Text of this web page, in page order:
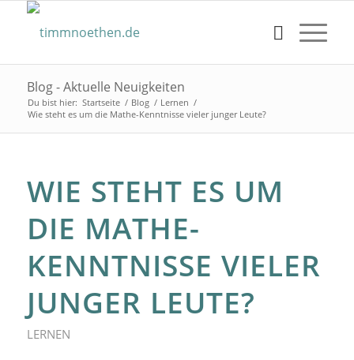
Blog - Aktuelle Neuigkeiten
Du bist hier: Startseite / Blog / Lernen /
Wie steht es um die Mathe-Kenntnisse vieler junger Leute?
WIE STEHT ES UM
DIE MATHE-
KENNTNISSE VIELER
JUNGER LEUTE?
LERNEN